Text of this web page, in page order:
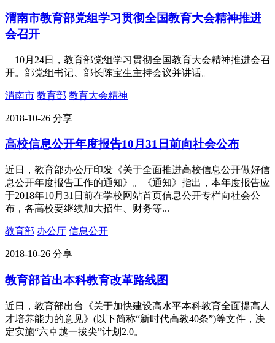
渭南市教育部党组学习贯彻全国教育大会精神推进
会召开
10月24日，教育部党组学习贯彻全国教育大会精神推进会召
开。部党组书记、部长陈宝生主持会议并讲话。
渭南市 教育部 教育大会精神
2018-10-26 分享
高校信息公开年度报告10月31日前向社会公布
近日，教育部办公厅印发《关于全面推进高校信息公开做好信
息公开年度报告工作的通知》。《通知》指出，本年度报告应
于2018年10月31日前在学校网站首页信息公开专栏向社会公
布，各高校要继续加大招生、财务等...
教育部 办公厅 信息公开
2018-10-26 分享
教育部首出本科教育改革路线图
近日，教育部出台《关于加快建设高水平本科教育全面提高人
才培养能力的意见》(以下简称“新时代高教40条”)等文件，决
定实施“六卓越一拔尖”计划2.0。